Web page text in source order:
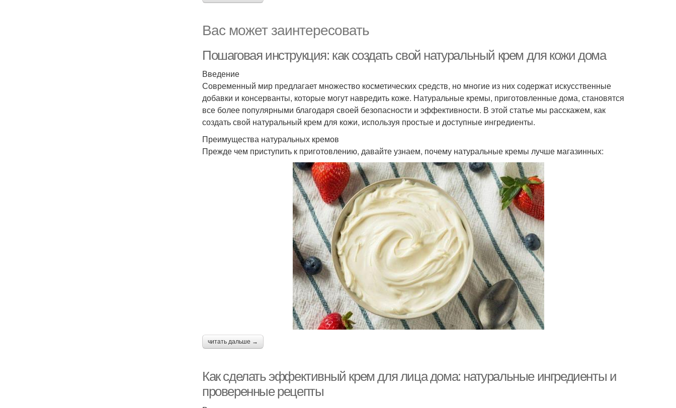
Вас может заинтересовать
Пошаговая инструкция: как создать свой натуральный крем для кожи дома
Введение
Современный мир предлагает множество косметических средств, но многие из них содержат искусственные
добавки и консерванты, которые могут навредить коже. Натуральные кремы, приготовленные дома, становятся
все более популярными благодаря своей безопасности и эффективности. В этой статье мы расскажем, как
создать свой натуральный крем для кожи, используя простые и доступные ингредиенты.
Преимущества натуральных кремов
Прежде чем приступить к приготовлению, давайте узнаем, почему натуральные кремы лучше магазинных:
читать дальше →
Как сделать эффективный крем для лица дома: натуральные ингредиенты и
проверенные рецепты